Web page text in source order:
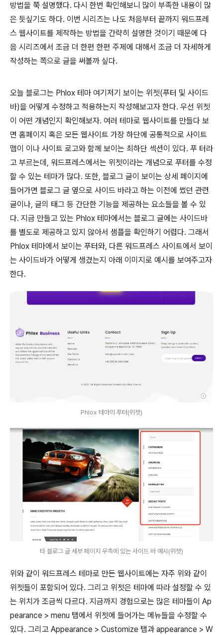
방법을 쭉 설명했다. 다시 한번 확인해보니 많이 부족한 내용이 많
은 듯싶기도 하다. 이번 시리즈는 나도 처음부터 끝까지 워드프레
스 웹사이트를 제작하는 방법을 간략히 설명한 것이기 때문에 다
음 시리즈에서 조금 더 한편 한편 주제에 대해서 조금 더 자세하게
작성하는 쪽으로 글을 써볼까 싶다.
오늘 블로그는 Phlox 테마 여기저기 보이는 위젯(푸터 및 사이드
바)을 어떻게 수정하고 적용하는지 작성해보고자 한다. 우선 위젯
이 어떤 개념인지 확인해보자. 여러 테마로 웹사이트를 만들다 보
면 홈페이지 혹은 모든 웹사이트 가장 하단에 공통적으로 사이트
맵이 이나 사이트 로고와 함께 보이는 최하단 섹션이 있다. 푸 터라
고 부르는데, 워드프레스에서는 위젯이라는 개념으로 푸터를 수정
할 수 있는 테마가 많다. 또한, 블로그 글이 보이는 상세 페이지에
들어가면 블로그 글 옆으로 사이드 바라고 하는 이전에 썼던 관련
글이나, 글의 태그 등 간단한 기능을 제공하는 요소들을 볼 수 있
다. 지금 만들고 있는 Phlox 테마에서는 블로그 글에는 사이드바
를 별도로 제공하고 있지 않아서 샘플을 확인하기 어렵다. 그래서
Phlox 테마에서 보이는 푸터와, 다른 워드프레스 사이트에서 보이
는 사이드바가 어떻게 생겼는지 아래 이미지로 예시를 보여주고자
한다.
Phlox 테마의 푸터(위젯)
타 블로그 글 세부 페이지 우측에 있는 사이드 바 예시(위젯)
위와 같이 워드프레스 테마로 만든 웹사이트에는 자주 위와 같이
위젯들이 포함되어 있다. 그리고 위젯은 테마에 따라 설정할 수 있
는 위치가 조금씩 다르다. 지금까지 경험으로는 많은 테마들이 Ap
pearance > menu 탭에서 위젯에 들어가는 메뉴들을 수정할 수
있다. 그리고 Appearance > Customize 탭과 appearance > W